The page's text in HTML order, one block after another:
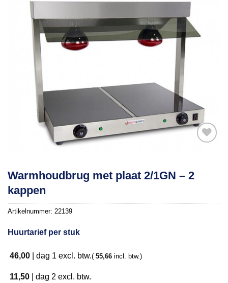
Toevoegen
aan
Warmhoudbrug met plaat 2/1GN – 2
kappen
Artikelnummer: 22139
Huurtarief per stuk
46,00 dag 1 excl. btw.( 55,66 incl. btw.)
11,50 dag 2 excl. btw.